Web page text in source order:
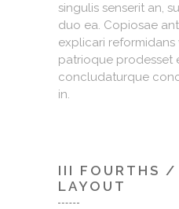
singulis senserit an,
duo ea. Copiosae
explicari reformidans
patrioque prodesset
concludaturque
in.
III FOURTHS /
LAYOUT